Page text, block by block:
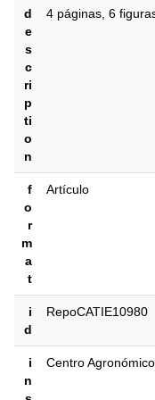
d
e
s
c
ri
p
ti
o
n
4 páginas, 6
f
o
r
m
a
t
Artículo
i
d
RepoCATIE10980
i
n
Centro